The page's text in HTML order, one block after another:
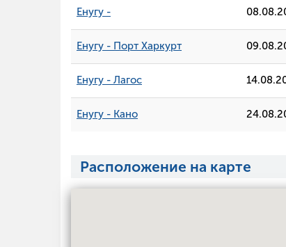
Енугу -
Енугу - Порт Харкурт
Енугу - Лагос
Енугу - Кано
Расположение на карте